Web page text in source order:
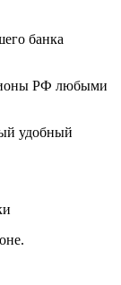
банка
РФ любыми
удобный